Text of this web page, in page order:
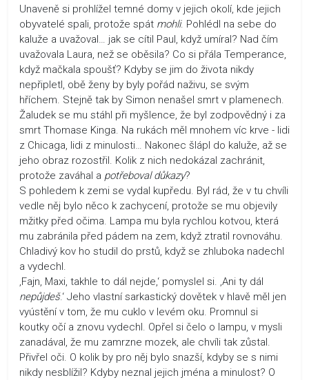
Unaveně si prohlížel temné domy v jejich okolí, kde jejich
obyvatelé spali, protože spát mohli. Pohlédl na sebe do
kaluže a uvažoval… jak se cítil Paul, když umíral? Nad čím
uvažovala Laura, než se oběsila? Co si přála Temperance,
když mačkala spoušť? Kdyby se jim do života nikdy
nepřipletl, obě ženy by byly pořád naživu, se svým
hříchem. Stejně tak by Simon nenašel smrt v plamenech.
Žaludek se mu stáhl při myšlence, že byl zodpovědný i za
smrt Thomase Kinga. Na rukách měl mnohem víc krve - lidi
z Chicaga, lidi z minulosti… Nakonec šlápl do kaluže, až se
jeho obraz rozostřil. Kolik z nich nedokázal zachránit,
protože zaváhal a potřeboval důkazy?
S pohledem k zemi se vydal kupředu. Byl rád, že v tu chvíli
vedle něj bylo něco k zachycení, protože se mu objevily
mžitky před očima. Lampa mu byla rychlou kotvou, která
mu zabránila před pádem na zem, když ztratil rovnováhu.
Chladivý kov ho studil do prstů, když se zhluboka nadechl
a vydechl.
‚Fajn, Maxi, takhle to dál nejde,‘ pomyslel si. ‚Ani ty dál
nepůjdeš.‘ Jeho vlastní sarkastický dovětek v hlavě měl jen
vyústění v tom, že mu cuklo v levém oku. Promnul si
koutky očí a znovu vydechl. Opřel si čelo o lampu, v mysli
zanadával, že mu zamrzne mozek, ale chvíli tak zůstal.
Přivřel oči. O kolik by pro něj bylo snazší, kdyby se s nimi
nikdy nesblížil? Kdyby neznal jejich jména a minulost? O